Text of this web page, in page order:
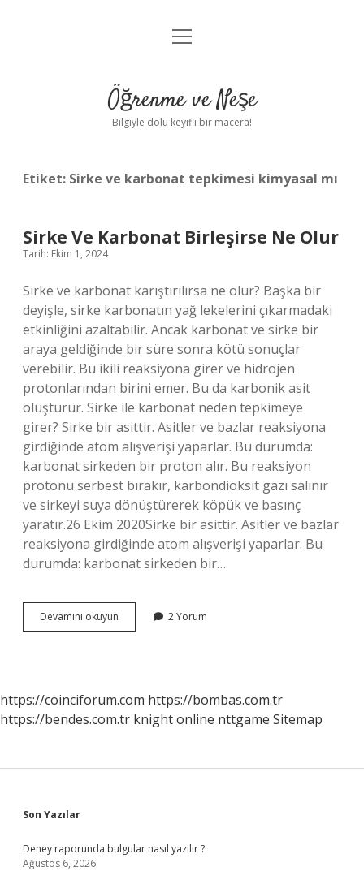
Anasayfa
Yasal Uyarı
menüyü
Öğrenme ve Neşe
Bilgiyle dolu keyifli bir macera!
Etiket: Sirke ve karbonat tepkimesi kimyasal mı
Sirke Ve Karbonat Birleşirse Ne Olur
Tarih: Ekim 1, 2024
Sirke ve karbonat karıştırılırsa ne olur? Başka bir
deyişle, sirke karbonatın yağ lekelerini çıkarmadaki
etkinliğini azaltabilir. Ancak karbonat ve sirke bir
araya geldiğinde bir süre sonra kötü sonuçlar
verebilir. Bu ikili reaksiyona girer ve hidrojen
protonlarından birini emer. Bu da karbonik asit
oluşturur. Sirke ile karbonat neden tepkimeye
girer? Sirke bir asittir. Asitler ve bazlar reaksiyona
girdiğinde atom alışverişi yaparlar. Bu durumda:
karbonat sirkeden bir proton alır. Bu reaksiyon
protonu serbest bırakır, karbondioksit gazı salınır
ve sirkeyi suya dönüştürerek köpük ve basınç
yaratır.26 Ekim 2020Sirke bir asittir. Asitler ve bazlar
reaksiyona girdiğinde atom alışverişi yaparlar. Bu
durumda: karbonat sirkeden bir…
Devamını okuyun
Ve
2 Yorum
https://coinciforum.com https://bombas.com.tr
https://bendes.com.tr knight online nttgame Sitemap
Sidebar
Son Yazılar
Deney raporunda bulgular nasıl yazılır ?
Ağustos 6, 2026